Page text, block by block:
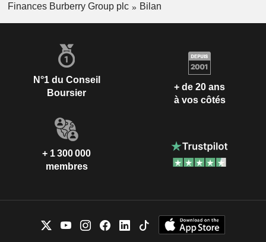
Finances Burberry Group plc
Bilan
N°1 du Conseil
Boursier
+ de 20 ans
à vos côtés
+ 1 300 000
membres